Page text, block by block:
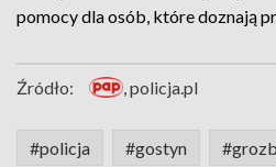
pomocy dla osób, które doznają
Źródło: , policja.pl
#policja #gostyn